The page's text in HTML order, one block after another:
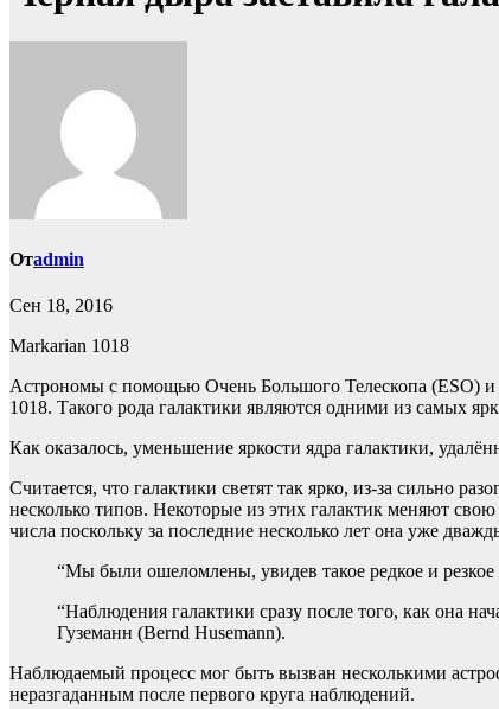
Отadmin
Сен 18, 2016
Markarian 1018
Астрономы с помощью Очень Большого Телескопа (ESO) и
1018. Такого рода галактики являются одними из самых
Как оказалось, уменьшение яркости ядра галактики,
Считается, что галактики светят так ярко, из-за сильно
несколько типов. Некоторые из этих галактик меняют
числа поскольку за последние несколько лет она уже
“Мы были ошеломлены, увидев такое редкое и
“Наблюдения галактики сразу после того, как она
Гуземанн (Bernd Husemann).
Наблюдаемый процесс мог быть вызван несколькими
неразгаданным после первого круга наблюдений.